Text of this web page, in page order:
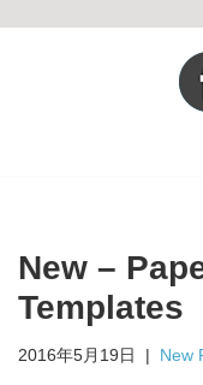
ス
キ
プ
New –
Templates
2016年5月19日 New